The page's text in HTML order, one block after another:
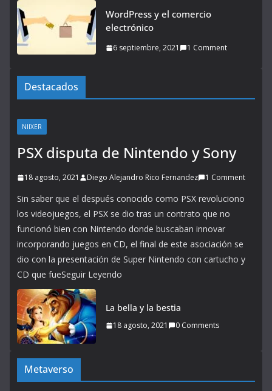
WordPress y el comercio
electrónico
6 septiembre, 2021 1 Comment
Destacados
NIIXER
PSX disputa de Nintendo y Sony
18 agosto, 2021 Diego Alejandro Rico Fernandez 1 Comment
Sin saber que el después conocido como PSX revoluciono
los videojuegos, el PSX se dio tras un contrato que no
funcionó bien con Nintendo donde buscaban innovar
incorporando juegos en CD, el final de este asociación se
dio con la presentación de Super Nintendo con cartucho y
CD que fueSeguir Leyendo
La bella y la bestia
18 agosto, 2021 0 Comments
Metaverso